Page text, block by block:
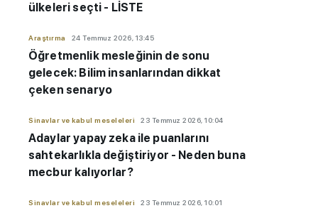
ülkeleri seçti - LİSTE
Araştırma 24 Temmuz 2026, 13:45
Öğretmenlik mesleğinin de sonu
gelecek: Bilim insanlarından dikkat
çeken senaryo
Sinavlar ve kabul meseleleri 23 Temmuz 2026, 10:04
Adaylar yapay zeka ile puanlarını
sahtekarlıkla değiştiriyor - Neden buna
mecbur kalıyorlar?
Sinavlar ve kabul meseleleri 23 Temmuz 2026, 10:01